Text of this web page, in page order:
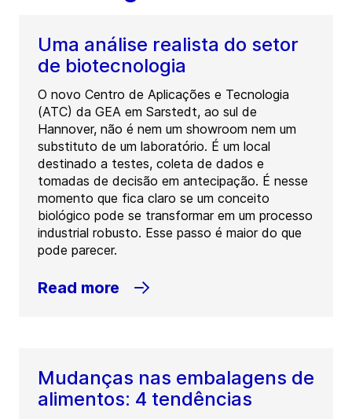
Uma análise realista do setor
de biotecnologia
O novo Centro de Aplicações e Tecnologia
(ATC) da GEA em Sarstedt, ao sul de
Hannover, não é nem um showroom nem um
substituto de um laboratório. É um local
destinado a testes, coleta de dados e
tomadas de decisão em antecipação. É nesse
momento que fica claro se um conceito
biológico pode se transformar em um processo
industrial robusto. Esse passo é maior do que
pode parecer.
Read more
Mudanças nas embalagens de
alimentos: 4 tendências